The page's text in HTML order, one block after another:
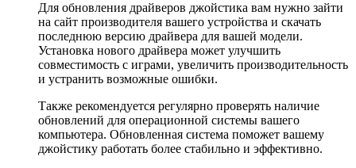
Для обновления драйверов джойстика вам нужно зайти
на сайт производителя вашего устройства и скачать
последнюю версию драйвера для вашей модели.
Установка нового драйвера может улучшить
совместимость с играми, увеличить производительность
и устранить возможные ошибки.
Также рекомендуется регулярно проверять наличие
обновлений для операционной системы вашего
компьютера. Обновленная система поможет вашему
джойстику работать более стабильно и эффективно.